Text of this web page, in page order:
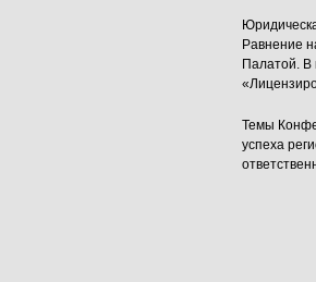
Равнение
Палатой. В
Темы
успеха